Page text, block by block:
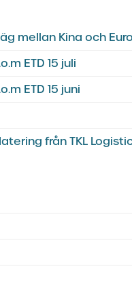
mellan Kina och
ETD 15 juli
ETD 15 juni
från TKL